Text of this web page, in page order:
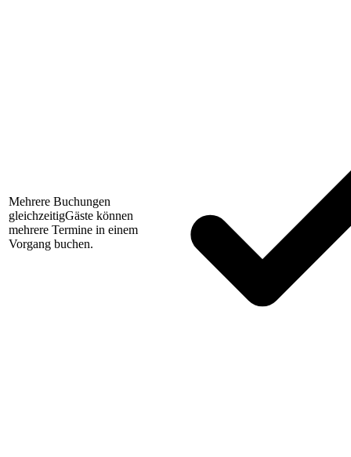
Mehrere Buchungen
gleichzeitigGäste können
mehrere Termine in einem
Vorgang buchen.